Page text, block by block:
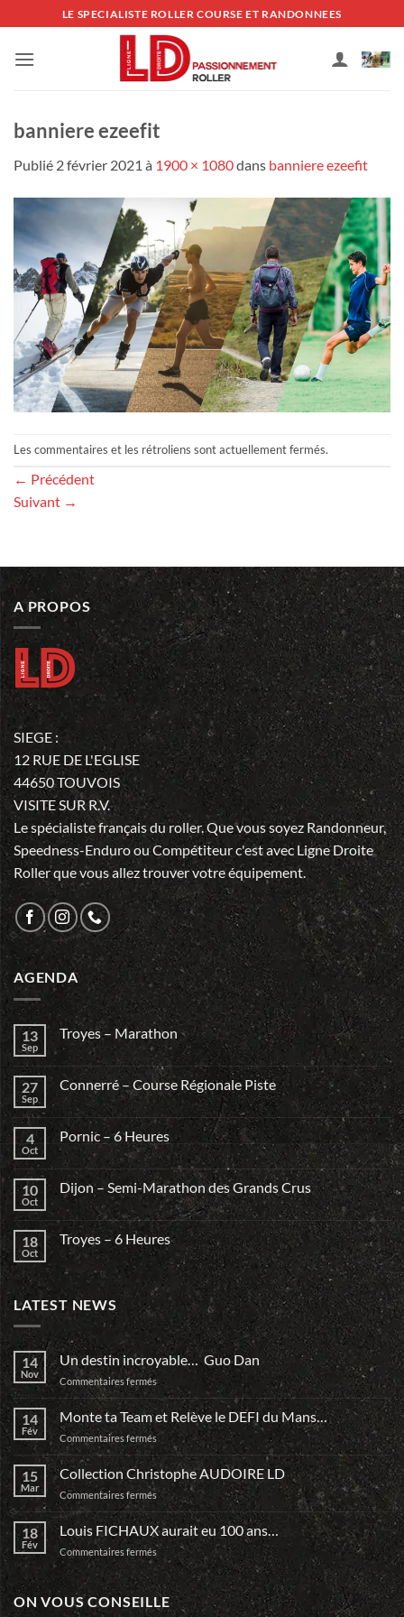
au
contenu
LE SPECIALISTE ROLLER COURSE ET RANDONNEES
banniere ezeefit
Publié 2 février 2021 à 1900 × 1080dans banniere ezeefit
Les commentaires et les rétroliens sont actuellement fermés.
← Précédent
Suivant →
A PROPOS
SIEGE :
12 RUE DE L'EGLISE
44650 TOUVOIS
VISITE SUR R.V.
Le spécialiste français du roller. Que vous soyez Randonneur,
Speedness-Enduro ou Compétiteur c'est avec Ligne Droite
Roller que vous allez trouver votre équipement.
AGENDA
13
Sep
Troyes – Marathon
27
Sep
Connerré – Course Régionale Piste
4
Oct
Pornic – 6 Heures
10
Oct
Dijon – Semi-Marathon des Grands Crus
18
Oct
Troyes – 6 Heures
LATEST NEWS
14
Nov
Un destin incroyable… Guo Dan
Commentaires ferméssur
Un
destin
incroyable…
Guo
Dan
14
Fév
Monte ta Team et Relève le DEFI du Mans…
Commentaires ferméssur
Monte
ta
Team
et
Relève
le
DEFI
du
Mans…
15
Mar
Collection Christophe AUDOIRE LD
Commentaires ferméssur
Collection
Christophe
AUDOIRE
LD
18
Fév
Louis FICHAUX aurait eu 100 ans…
Commentaires ferméssur
Louis
FICHAUX
aurait
eu
ON VOUS CONSEILLE